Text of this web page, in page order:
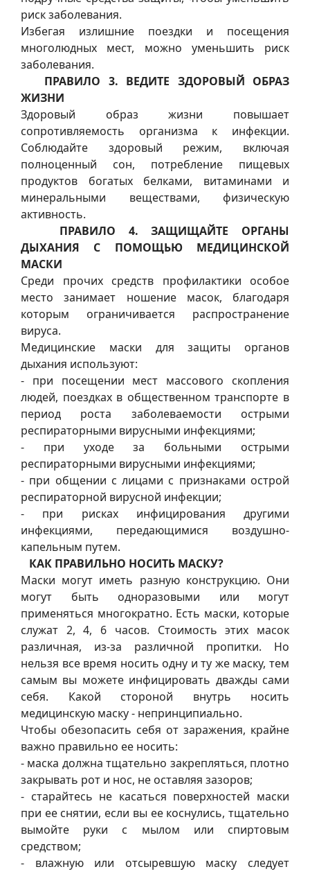
риск заболевания.
Избегая излишние поездки и посещения
многолюдных мест, можно уменьшить риск
заболевания.
ПРАВИЛО 3. ВЕДИТЕ ЗДОРОВЫЙ ОБРАЗ
ЖИЗНИ
Здоровый образ жизни повышает
сопротивляемость организма к инфекции.
Соблюдайте здоровый режим, включая
полноценный сон, потребление пищевых
продуктов богатых белками, витаминами и
минеральными веществами, физическую
активность.
ПРАВИЛО 4. ЗАЩИЩАЙТЕ ОРГАНЫ
ДЫХАНИЯ С ПОМОЩЬЮ МЕДИЦИНСКОЙ
МАСКИ
Среди прочих средств профилактики особое
место занимает ношение масок, благодаря
которым ограничивается распространение
вируса.
Медицинские маски для защиты органов
дыхания используют:
- при посещении мест массового скопления
людей, поездках в общественном транспорте в
период роста заболеваемости острыми
респираторными вирусными инфекциями;
- при уходе за больными острыми
респираторными вирусными инфекциями;
- при общении с лицами с признаками острой
респираторной вирусной инфекции;
- при рисках инфицирования другими
инфекциями, передающимися воздушно-
капельным путем.
КАК ПРАВИЛЬНО НОСИТЬ МАСКУ?
Маски могут иметь разную конструкцию. Они
могут быть одноразовыми или могут
применяться многократно. Есть маски, которые
служат 2, 4, 6 часов. Стоимость этих масок
различная, из-за различной пропитки. Но
нельзя все время носить одну и ту же маску, тем
самым вы можете инфицировать дважды сами
себя. Какой стороной внутрь носить
медицинскую маску - непринципиально.
Чтобы обезопасить себя от заражения, крайне
важно правильно ее носить:
- маска должна тщательно закрепляться, плотно
закрывать рот и нос, не оставляя зазоров;
- старайтесь не касаться поверхностей маски
при ее снятии, если вы ее коснулись, тщательно
вымойте руки с мылом или спиртовым
средством;
- влажную или отсыревшую маску следует